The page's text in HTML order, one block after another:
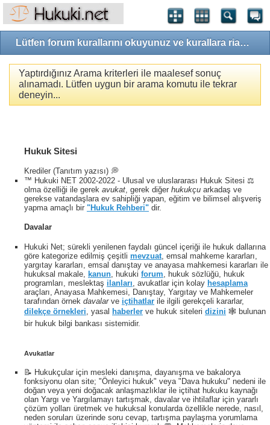
Lütfen forum kurallarını okuyunuz ve kurallara riayet ediniz!
Yaptırdığınız Arama kriterleri ile maalesef sonuç
alınamadı. Lütfen uygun bir arama komutu ile tekrar
deneyin...
Hukuk Sitesi
Krediler (Tanıtım yazısı) 💭
™ Hukuki NET 2002-2022 - Ulusal ve uluslararası Hukuk Sitesi ⚖️
olma özelliği ile gerek avukat , gerek diğer hukukçu arkadaş ve
gerekse vatandaşlara ev sahipliği yapan, eğitim ve bilimsel alışveriş
yapma amaçlı bir "Hukuk Rehberi" dir.
Davalar
Hukuki Net; sürekli yenilenen faydalı güncel içeriği ile hukuk dallarına
göre kategorize edilmiş çeşitli mevzuat , emsal mahkeme kararları,
yargıtay kararları, emsal danıştay ve anayasa mahkemesi kararları ile
hukuksal makale, kanun , hukuki forum , hukuk sözlüğü, hukuk
programları, meslektaş ilanları , avukatlar için kolay hesaplama
araçları, Anayasa Mahkemesi, Danıştay, Yargıtay ve Mahkemeler
tarafından örnek davalarve içtihatlar ile ilgili gerekçeli kararlar,
dilekçe örnekleri , yasal haberler ve hukuk siteleri dizini 🕸 bulunan
bir hukuk bilgi bankası sistemidir.
Avukatlar
📝 Hukukçular için mesleki danışma, dayanışma ve bakalorya
fonksiyonu olan site; "Önleyici hukuk" veya "Dava hukuku" nedeni ile
doğan veya yeni doğacak anlaşmazlıklar ile içtihat hukuku kaynağı
olan Yargı ve Yargılamayı tartışmak, davalar ve ihtilaflar için yararlı
çözüm yolları üretmek ve hukuksal konularda özellikle nerede, nasıl,
neden soruları üzerinde soru cevap, tartışma paylaşma yorumlama